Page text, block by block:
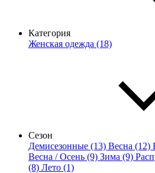
Категория
Женская одежда (18)
Сезон
Демисезонные (13) Весна (12)
Весна / Осень (9) Зима (9)
(8) Лето (1)